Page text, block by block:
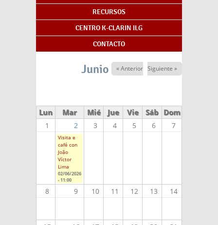
RECURSOS
CENTRO K-CLARIN ILG
CONTACTO
Junio 2026
« Anterior Siguiente »
Lun Mar Mié Jue Vie Sáb Dom
1 2 3 4 5 6 7
Visita e
café con
João
Víctor
Lima
02/06/2026
- 11:00
8 9 10 11 12 13 14